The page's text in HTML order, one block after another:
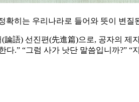
확히는 우리나라로 들어와 뜻이 변질
語) 선진편(先進篇)으로, 공자의
.” “그럼 사가 낫단 말씀입니까?”